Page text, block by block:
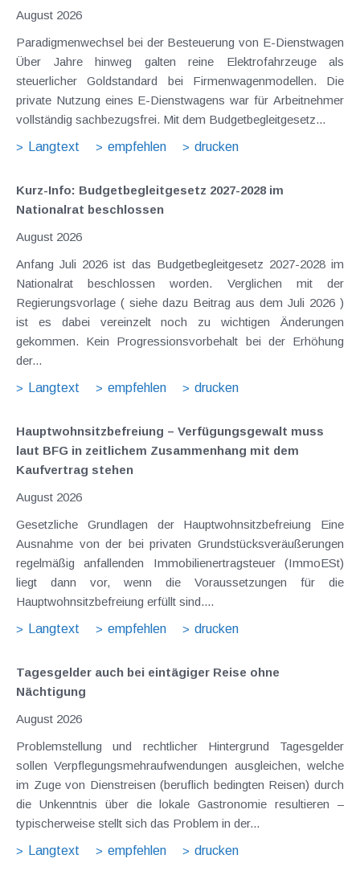
August 2026
Paradigmenwechsel bei der Besteuerung von E-Dienstwagen
Über Jahre hinweg galten reine Elektrofahrzeuge als
steuerlicher Goldstandard bei Firmenwagenmodellen. Die
private Nutzung eines E-Dienstwagens war für Arbeitnehmer
vollständig sachbezugsfrei. Mit dem Budgetbegleitgesetz...
Langtext
empfehlen drucken
Kurz-Info: Budgetbegleitgesetz 2027-2028 im
Nationalrat beschlossen
August 2026
Anfang Juli 2026 ist das Budgetbegleitgesetz 2027-2028 im
Nationalrat beschlossen worden. Verglichen mit der
Regierungsvorlage ( siehe dazu Beitrag aus dem Juli 2026 )
ist es dabei vereinzelt noch zu wichtigen Änderungen
gekommen. Kein Progressionsvorbehalt bei der Erhöhung
der...
Langtext
empfehlen drucken
Hauptwohnsitz​­befreiung – Verfügungsgewalt muss
laut BFG in zeitlichem Zusammenhang mit dem
Kaufvertrag stehen
August 2026
Gesetzliche Grundlagen der Hauptwohnsitzbefreiung Eine
Ausnahme von der bei privaten Grundstücksveräußerungen
regelmäßig anfallenden Immobilienertragsteuer (ImmoESt)
liegt dann vor, wenn die Voraussetzungen für die
Hauptwohnsitzbefreiung erfüllt sind....
Langtext
empfehlen drucken
Tagesgelder auch bei eintägiger Reise ohne
Nächtigung
August 2026
Problemstellung und rechtlicher Hintergrund Tagesgelder
sollen Verpflegungsmehraufwendungen ausgleichen, welche
im Zuge von Dienstreisen (beruflich bedingten Reisen) durch
die Unkenntnis über die lokale Gastronomie resultieren –
typischerweise stellt sich das Problem in der...
Langtext
empfehlen drucken